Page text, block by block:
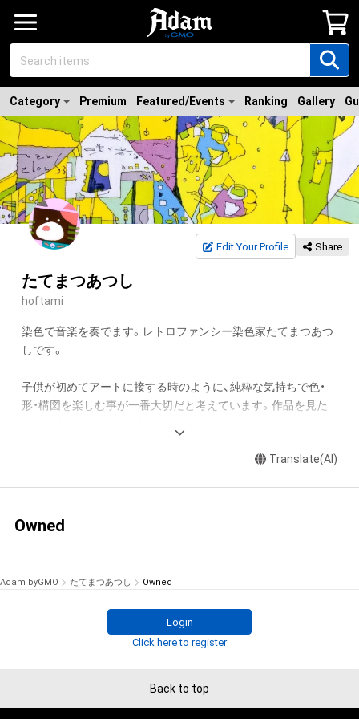
Category Premium Featured/Events Ranking Gallery
Edit Your Profile Share
たてまつあつし
hoftami
染色で音楽を奏でます。レトロファンシー染色家たてまつあつ
しです。
子供が初めてアートに接する時のように、純粋な気持ちで色・
形・構図を楽しむ事が一番大切だと考えています。作品を見た
品させてください！
Translate(AI)
Owned
Adam byGMO たてまつあつし Owned
Login
Click here to register
Back to top